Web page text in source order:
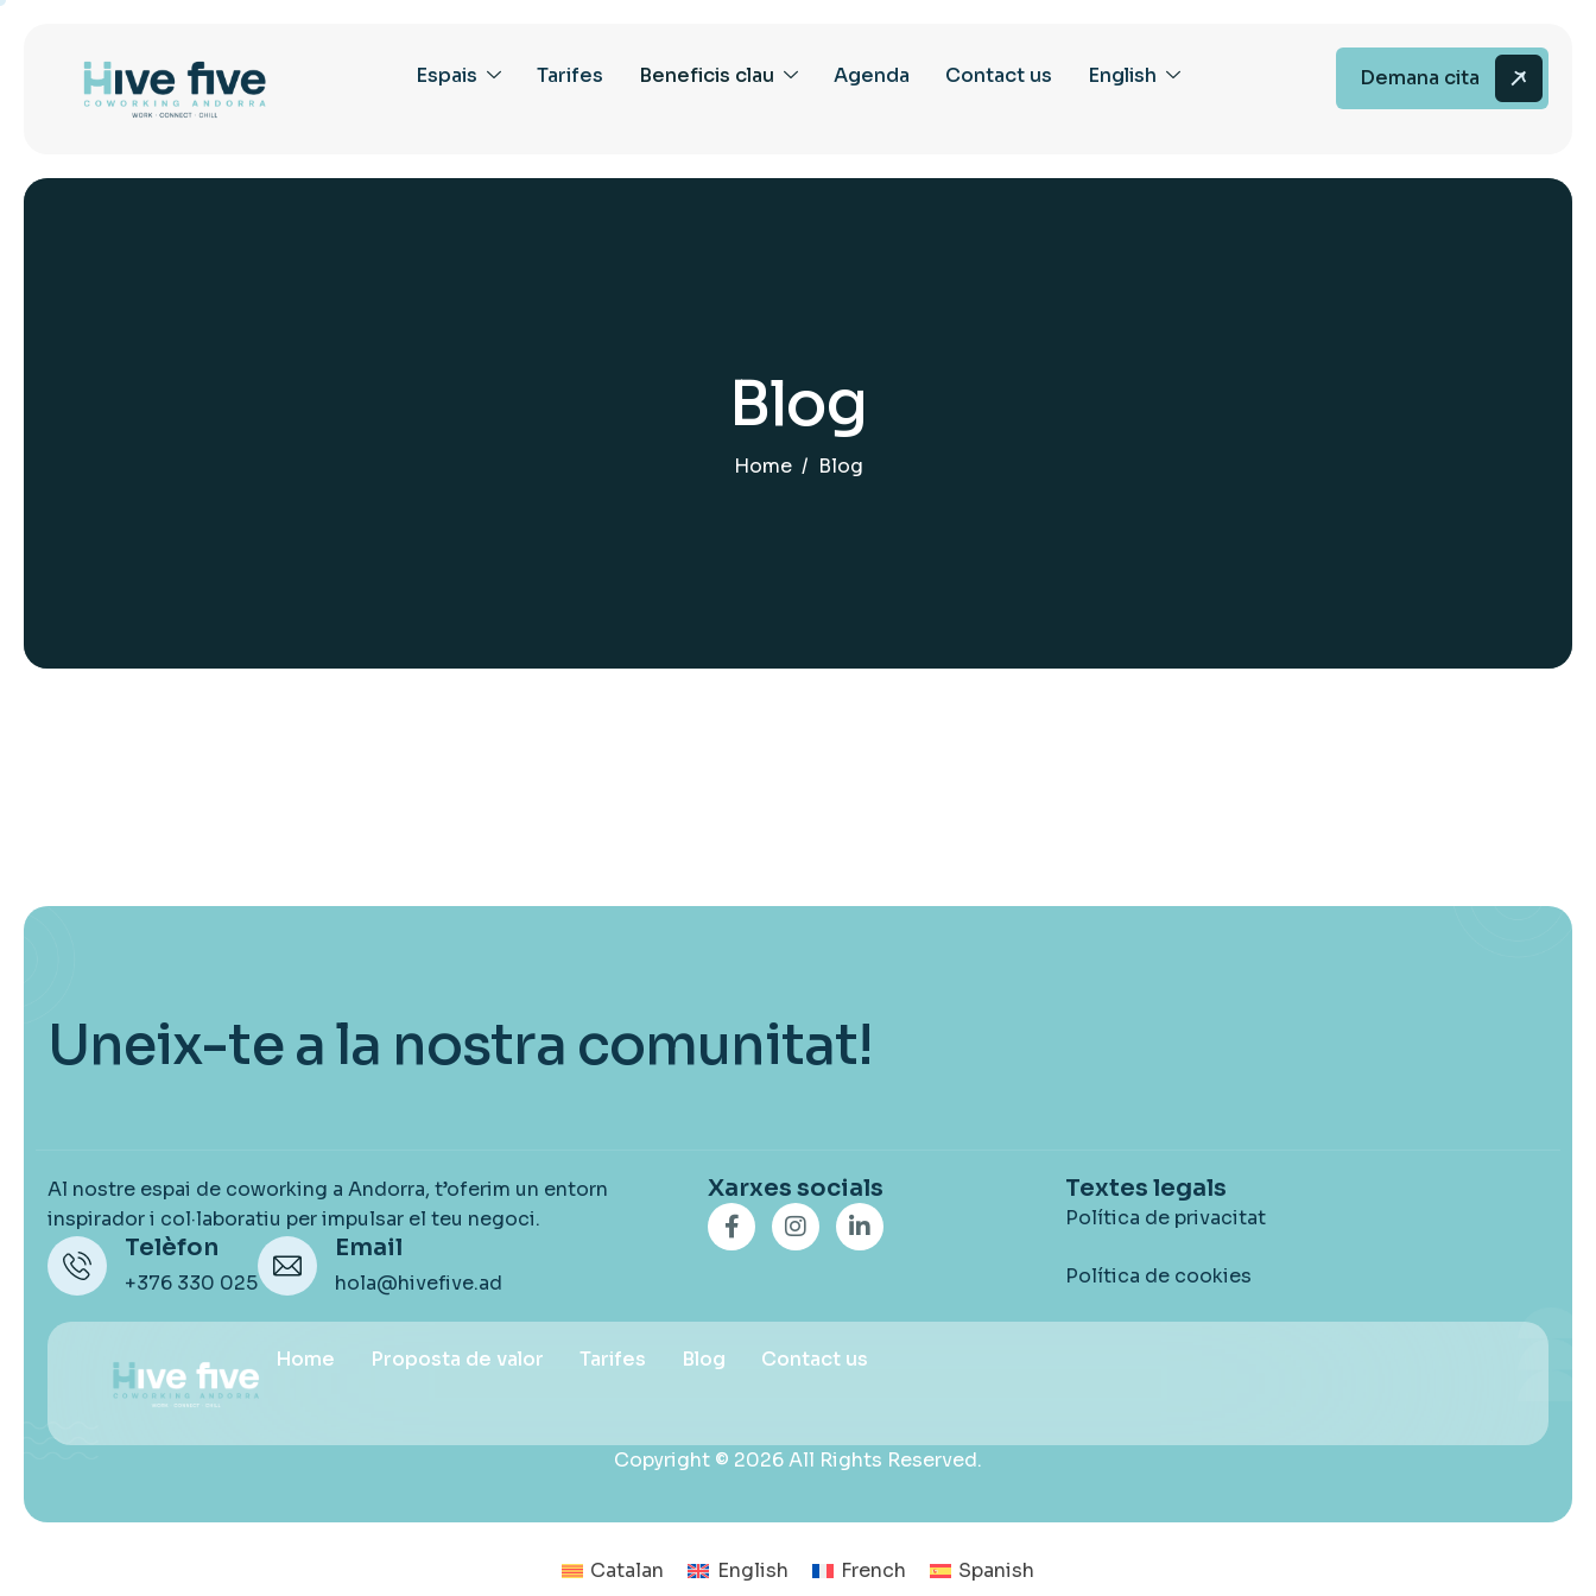
Espais Tarifes Beneficis clau Agenda Contact us English Demana cita
Blog
Home Blog
Uneix-te a la nostra comunitat!
Al nostre espai de coworking a Andorra, t’oferim un entorn
inspirador i col·laboratiu per impulsar el teu negoci.
Telèfon
+376 330 025
Email
hola@hivefive.ad
Xarxes socials Textes legals
Política de privacitat
Política de cookies
Home Proposta de valor Tarifes Blog Contact us
Copyright © 2026 All Rights Reserved.
Catalan English French Spanish